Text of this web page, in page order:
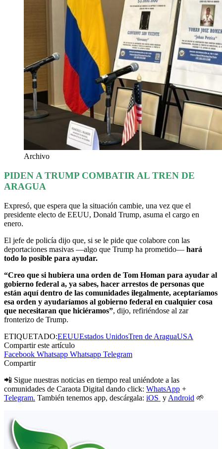
Archivo
PIDEN A TRUMP COMBATIR AL TREN DE
ARAGUA
Expresó, que espera que la situación cambie, una vez que el
presidente electo de EEUU, Donald Trump, asuma el cargo en
enero.
El jefe de policía dijo que, si se le pide que colabore con las
deportaciones masivas —algo que Trump ha prometido— hará
todo lo posible para ayudar.
“Creo que si hubiera una orden de Tom Homan para ayudar al
gobierno federal a, ya sabes, hacer arrestos de personas que
están aquí dentro de las comunidades ilegalmente, aceptaríamos
esa orden y ayudaríamos al gobierno federal en cualquier cosa
que necesitaran que hiciéramos”, dijo, refiriéndose al zar
fronterizo de Trump.
ETIQUETADO:EEUUEstados UnidosTren de AraguaUSA
Compartir este artículo
Facebook Whatsapp Whatsapp Telegram
Compartir
📲 Sigue nuestras noticias en tiempo real uniéndote a las
comunidades de Caraota Digital dando click: WhatsApp +
Telegram. También tenemos app, descárgala: iOS y Android 🌱